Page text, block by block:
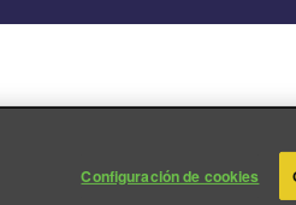
Configuración de cookies